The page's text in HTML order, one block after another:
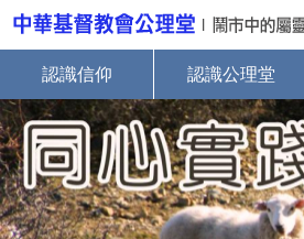
認識信仰 認識公理堂